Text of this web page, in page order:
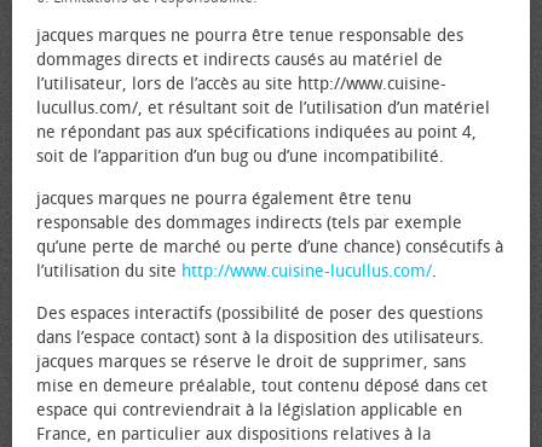
jacques marques ne pourra être tenue responsable des
dommages directs et indirects causés au matériel de
l’utilisateur, lors de l’accès au site http://www.cuisine-
lucullus.com/, et résultant soit de l’utilisation d’un matériel
ne répondant pas aux spécifications indiquées au point 4,
soit de l’apparition d’un bug ou d’une incompatibilité.
jacques marques ne pourra également être tenu
responsable des dommages indirects (tels par exemple
qu’une perte de marché ou perte d’une chance) consécutifs à
l’utilisation du site http://www.cuisine-lucullus.com/.
Des espaces interactifs (possibilité de poser des questions
dans l’espace contact) sont à la disposition des utilisateurs.
jacques marques se réserve le droit de supprimer, sans
mise en demeure préalable, tout contenu déposé dans cet
espace qui contreviendrait à la législation applicable en
France, en particulier aux dispositions relatives à la